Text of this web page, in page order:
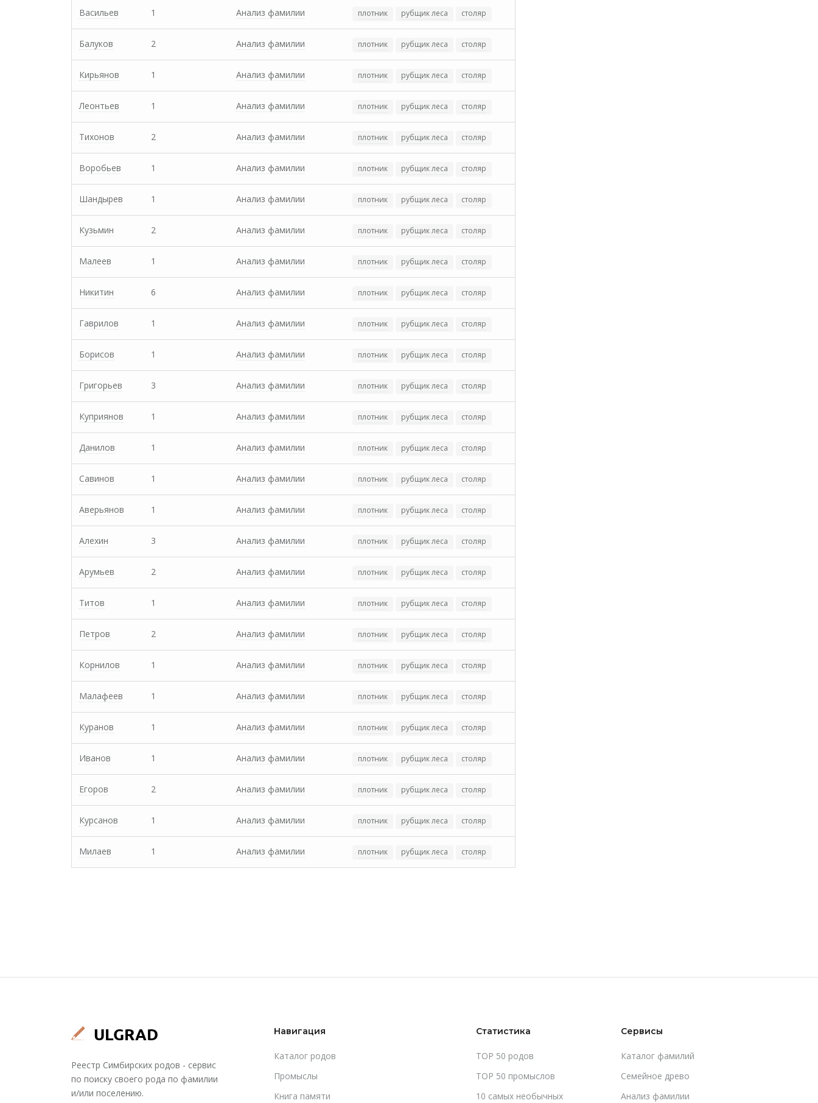
Васильев 1 Анализ фамилии плотник рубщик леса столяр
Балуков 2 Анализ фамилии плотник рубщик леса столяр
Кирьянов 1 Анализ фамилии плотник рубщик леса столяр
Леонтьев 1 Анализ фамилии плотник рубщик леса столяр
Тихонов 2 Анализ фамилии плотник рубщик леса столяр
Воробьев 1 Анализ фамилии плотник рубщик леса столяр
Шандырев 1 Анализ фамилии плотник рубщик леса столяр
Кузьмин 2 Анализ фамилии плотник рубщик леса столяр
Малеев 1 Анализ фамилии плотник рубщик леса столяр
Никитин 6 Анализ фамилии плотник рубщик леса столяр
Гаврилов 1 Анализ фамилии плотник рубщик леса столяр
Борисов 1 Анализ фамилии плотник рубщик леса столяр
Григорьев 3 Анализ фамилии плотник рубщик леса столяр
Куприянов 1 Анализ фамилии плотник рубщик леса столяр
Данилов 1 Анализ фамилии плотник рубщик леса столяр
Савинов 1 Анализ фамилии плотник рубщик леса столяр
Аверьянов 1 Анализ фамилии плотник рубщик леса столяр
Алехин 3 Анализ фамилии плотник рубщик леса столяр
Арумьев 2 Анализ фамилии плотник рубщик леса столяр
Титов 1 Анализ фамилии плотник рубщик леса столяр
Петров 2 Анализ фамилии плотник рубщик леса столяр
Корнилов 1 Анализ фамилии плотник рубщик леса столяр
Малафеев 1 Анализ фамилии плотник рубщик леса столяр
Куранов 1 Анализ фамилии плотник рубщик леса столяр
Иванов 1 Анализ фамилии плотник рубщик леса столяр
Егоров 2 Анализ фамилии плотник рубщик леса столяр
Курсанов 1 Анализ фамилии плотник рубщик леса столяр
Милаев 1 Анализ фамилии плотник рубщик леса столяр
Реестр Симбирских родов - сервис
по поиску своего рода по фамилии
и/или поселению.
Навигация
Каталог родов
Промыслы
Книга памяти
Статистика
TOP 50 родов
TOP 50 промыслов
10 самых необычных
Сервисы
Каталог фамилий
Cемейное древо
Анализ фамилии